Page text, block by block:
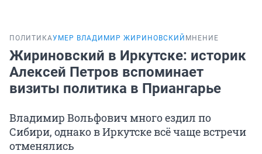
ПОЛИТИКАУМЕР ВЛАДИМИР ЖИРИНОВСКИЙ МНЕНИЕ
Жириновский в Иркутске: историк
Алексей Петров вспоминает
визиты политика в Приангарье
Владимир Вольфович много ездил по
Сибири, однако в Иркутске всё чаще встречи
отменялись